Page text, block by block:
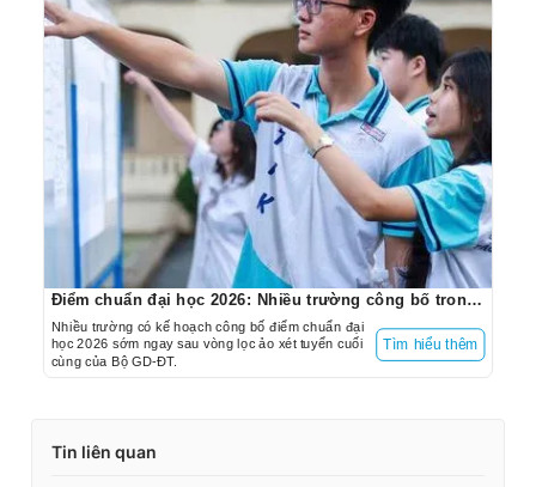
Điểm chuẩn đại học 2026: Nhiều trường công bố trong hôm nay
Nhiều trường có kế hoạch công bố điểm chuẩn đại
học 2026 sớm ngay sau vòng lọc ảo xét tuyển cuối
cùng của Bộ GD-ĐT.
Tìm hiểu thêm
Tin liên quan